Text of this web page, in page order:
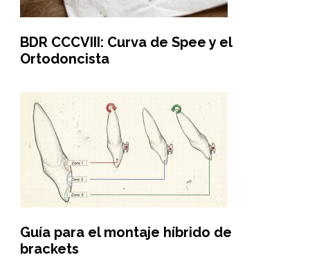
BDR CCCVIII: Curva de Spee y el
Ortodoncista
Guía para el montaje híbrido de
brackets